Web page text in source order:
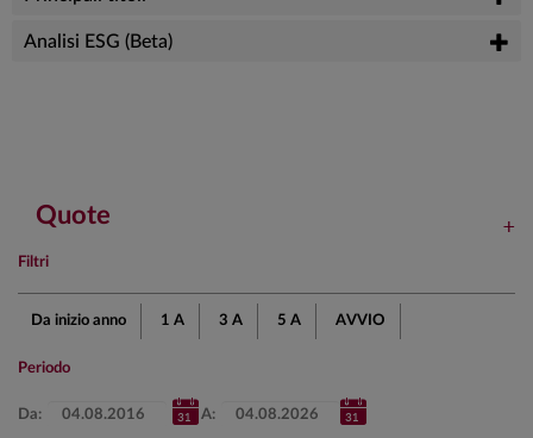
Analisi ESG (Beta)
Quote
Filtri
Da inizio anno 1 A 3 A 5 A AVVIO
Periodo
Da: A: